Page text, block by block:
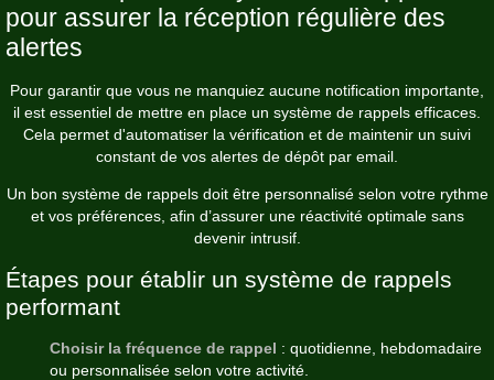
pour assurer la réception régulière des
alertes
Pour garantir que vous ne manquiez aucune notification importante,
il est essentiel de mettre en place un système de rappels efficaces.
Cela permet d'automatiser la vérification et de maintenir un suivi
constant de vos alertes de dépôt par email.
Un bon système de rappels doit être personnalisé selon votre rythme
et vos préférences, afin d’assurer une réactivité optimale sans
devenir intrusif.
Étapes pour établir un système de rappels
performant
Choisir la fréquence de rappel : quotidienne, hebdomadaire
ou personnalisée selon votre activité.